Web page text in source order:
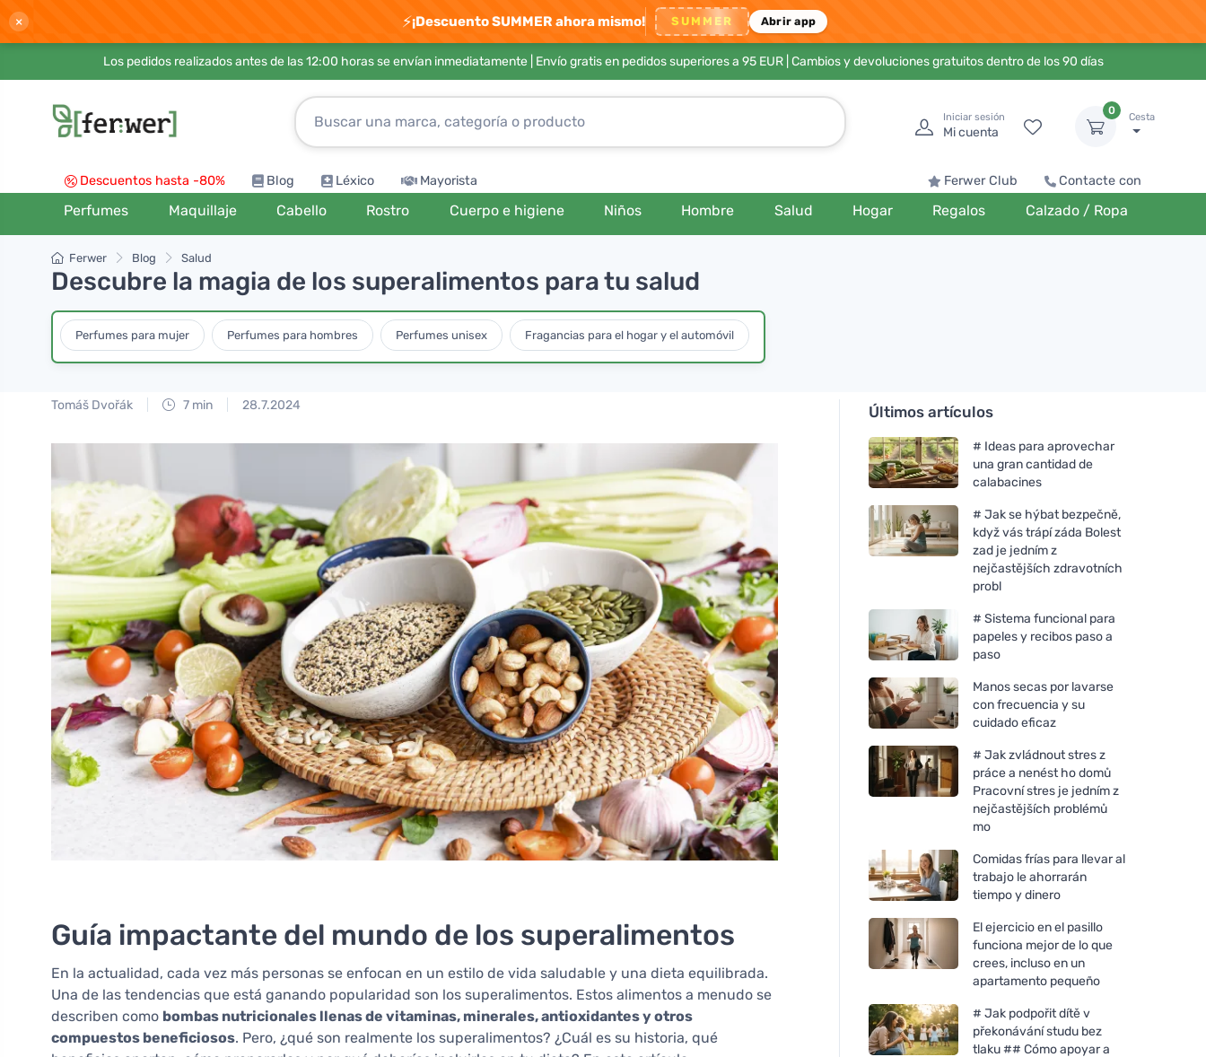
× ⚡¡Descuento SUMMER ahora mismo! SUMMER Abrir app
Los pedidos realizados antes de las 12:00 horas se envían inmediatamente | Envío gratis en pedidos superiores a 95 EUR| Cambios y devoluciones gratuitos dentro de los 90 días
Iniciar sesión
Mi cuenta
0
Cesta
Descuentos hasta -80% Blog Léxico Mayorista Ferwer Club Contacte con
Perfumes Maquillaje Cabello Rostro Cuerpo e higiene Niños Hombre Salud Hogar Regalos Calzado / Ropa
Ferwer Blog Salud
Descubre la magia de los superalimentos para tu salud
Perfumes para mujer Perfumes para hombres Perfumes unisex Fragancias para el hogar y el automóvil
Tomáš Dvořák 7 min 28.7.2024
Guía impactante del mundo de los superalimentos
En la actualidad, cada vez más personas se enfocan en un estilo de vida saludable y una dieta equilibrada.
Una de las tendencias que está ganando popularidad son los superalimentos. Estos alimentos a menudo se
describen como bombas nutricionales llenas de vitaminas, minerales, antioxidantes y otros
compuestos beneficiosos. Pero, ¿qué son realmente los superalimentos? ¿Cuál es su historia, qué
Últimos artículos
# Ideas para aprovechar
una gran cantidad de
calabacines
# Jak se hýbat bezpečně,
když vás trápí záda Bolest
zad je jedním z
nejčastějších zdravotních
probl
# Sistema funcional para
papeles y recibos paso a
paso
Manos secas por lavarse
con frecuencia y su
cuidado eficaz
# Jak zvládnout stres z
práce a nenést ho domů
Pracovní stres je jedním z
nejčastějších problémů
mo
Comidas frías para llevar al
trabajo le ahorrarán
tiempo y dinero
El ejercicio en el pasillo
funciona mejor de lo que
crees, incluso en un
apartamento pequeño
# Jak podpořit dítě v
překonávání studu bez
tlaku ## Cómo apoyar a